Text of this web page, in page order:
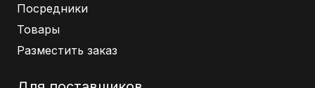
Посредники
Товары
Разместить заказ